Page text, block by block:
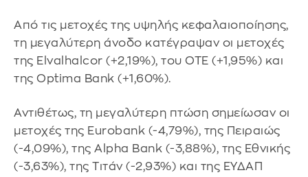
Από τις μετοχές της υψηλής κεφαλαιοποίησης,
τη μεγαλύτερη άνοδο κατέγραψαν οι μετοχές
της Elvalhalcor (+2,19%), του ΟΤΕ (+1,95%) και
της Optima Bank (+1,60%).
Αντιθέτως, τη μεγαλύτερη πτώση σημείωσαν οι
μετοχές της Eurobank (-4,79%), της Πειραιώς
(-4,09%), της Alpha Bank (-3,88%), της Εθνικής
(-3,63%), της Τιτάν (-2,93%) και της ΕΥΔΑΠ